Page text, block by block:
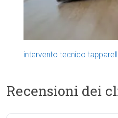
intervento tecnico
Recensioni dei